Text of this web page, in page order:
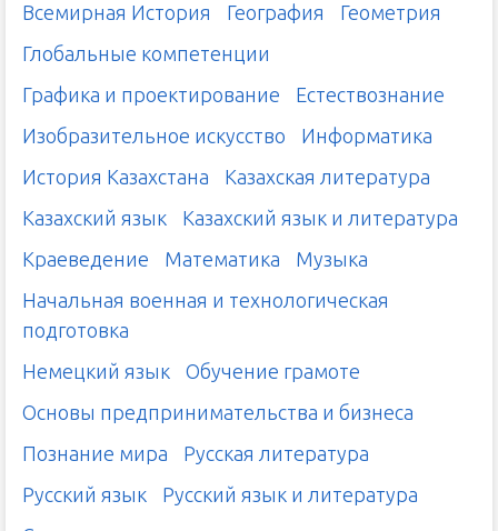
Всемирная История
География
Геометрия
Глобальные компетенции
Графика и проектирование
Естествознание
Изобразительное искусство
Информатика
История Казахстана
Казахская литература
Казахский язык
Казахский язык и литература
Краеведение
Математика
Музыка
Начальная военная и технологическая
подготовка
Немецкий язык
Обучение грамоте
Основы предпринимательства и бизнеса
Познание мира
Русская литература
Русский язык
Русский язык и литература